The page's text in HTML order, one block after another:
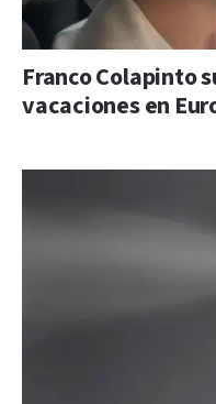
Franco Colapinto
vacaciones en